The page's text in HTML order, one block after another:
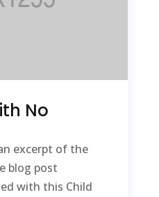
No
excerpt of the
blog post
with this Child